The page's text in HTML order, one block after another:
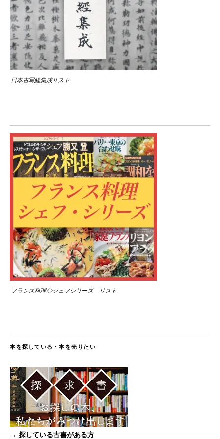
日本古写経集成リスト
フランス料理◇シェフシリーズ リスト
本を探している・本を売りたい
→ 探している古書がある方